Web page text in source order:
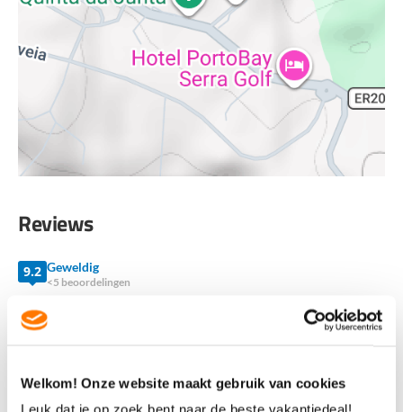
Welkom! Onze website maakt gebruik van cookies
Leuk dat je op zoek bent naar de beste vakantiedeal!
Reviews
9.2 Geweldig
<5 beoordelingen
Ligging 6.8